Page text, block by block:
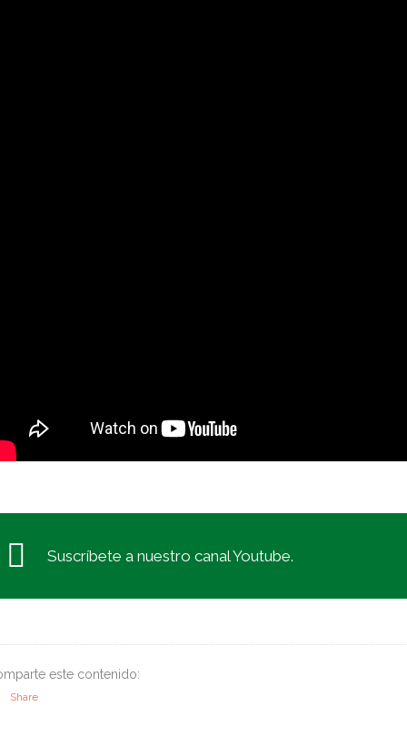
Suscríbete a nuestro canal Youtube.
este contenido:
Share